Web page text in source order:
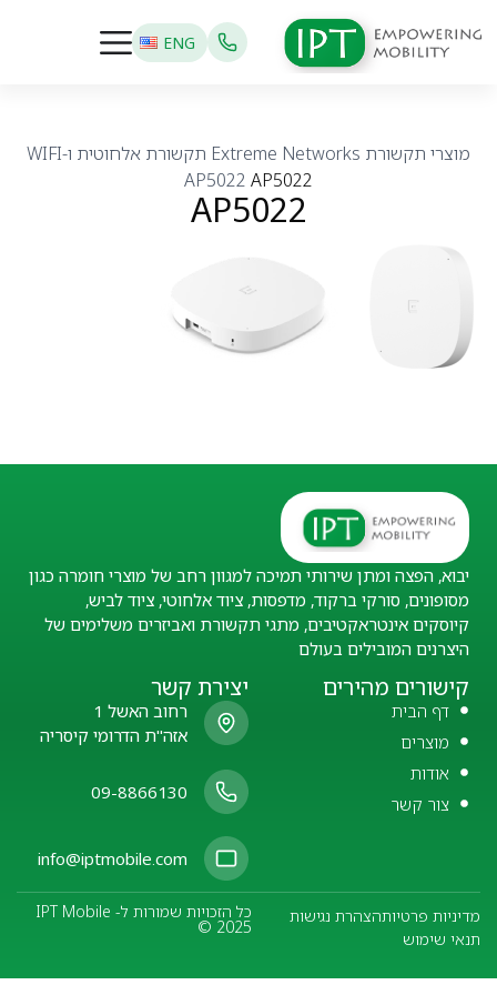
ENG
מוצרי תקשורת Extreme Networks תקשורת אלחוטית ו-WIFI
AP5022 AP5022
AP5022
יבוא, הפצה ומתן שירותי תמיכה למגוון רחב של מוצרי חומרה כגון
מסופונים, סורקי ברקוד, מדפסות, ציוד אלחוטי, ציוד לביש,
קיוסקים אינטראקטיבים, מתגי תקשורת ואביזרים משלימים של
היצרנים המובילים בעולם
קישורים מהירים
דף הבית
מוצרים
אודות
צור קשר
יצירת קשר
רחוב האשל 1
אזה"ת הדרומי קיסריה
09-8866130
info@iptmobile.com
מדיניות פרטיותהצהרת נגישות
תנאי שימוש
כל הזכויות שמורות ל- IPT Mobile
© 2025